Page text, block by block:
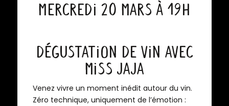
Mercredi 20 mars à 19h
Dégustation de Vin avec
Miss Jaja
Venez vivre un moment inédit autour du vin.
Zéro technique, uniquement de l’émotion :